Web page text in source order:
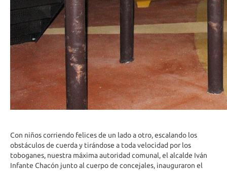
Con niños corriendo felices de un lado a otro, escalando los
obstáculos de cuerda y tirándose a toda velocidad por los
toboganes, nuestra máxima autoridad comunal, el alcalde Iván
Infante Chacón junto al cuerpo de concejales, inauguraron el